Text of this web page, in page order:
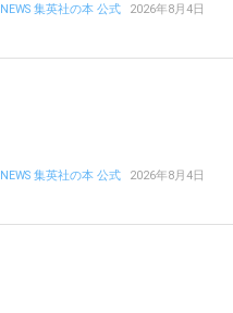
NEWS 集英社の本 公式 2026年8月4日
NEWS 集英社の本 公式 2026年8月4日